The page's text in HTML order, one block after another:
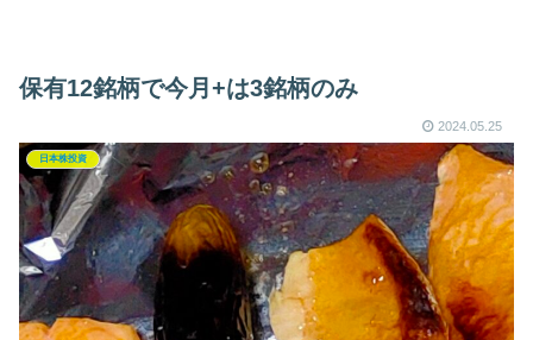
保有12銘柄で今月+は3銘柄のみ
2024.05.25
日本株投資